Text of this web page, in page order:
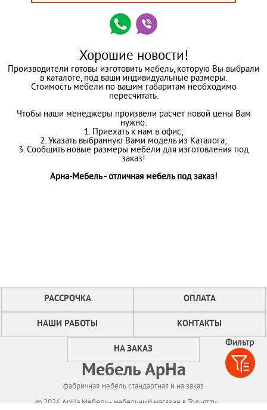
Фильтр
Хорошие новости!
Производители готовы изготовить мебель, которую Вы выбрали
в каталоге, под ваши индивидуальные размеры.
Стоимость мебели по вашим габаритам необходимо
пересчитать.
Чтобы наши менеджеры произвели расчет новой цены Вам
нужно:
1. Приехать к нам в офис;
2. Указать выбранную Вами модель из Каталога;
3. Сообщить новые размеры мебели для изготовления под
заказ!
Арна-Мебель - отличная мебель под заказ!
РАССРОЧКА ОПЛАТА
НАШИ РАБОТЫ КОНТАКТЫ
НА ЗАКАЗ
Мебель АрНа
фабричная мебель стандартная и на заказ
© 2026 АрНа Мебель - мебельный магазин в Тольятти